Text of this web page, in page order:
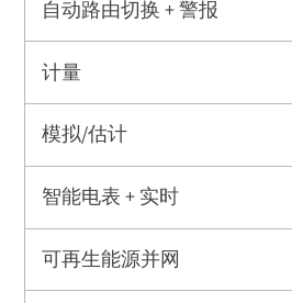
自动路由切换 + 警报
计量
模拟/估计
智能电表 + 实时
可再生能源并网